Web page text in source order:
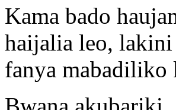
Kama bado
haijalia leo,
fanya mabadiliko